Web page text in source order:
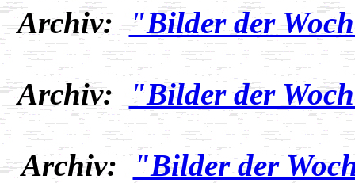
Archiv:"Bilder der
Archiv: "Bilder der
Archiv: "Bilder der